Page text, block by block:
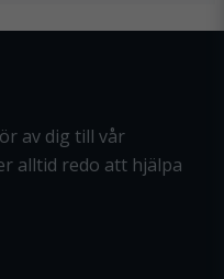
av dig till vår
alltid redo att hjälpa